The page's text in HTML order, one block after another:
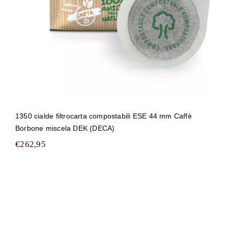
1350 cialde filtrocarta compostabili ESE 44 mm Caffè
Borbone miscela DEK (DECA)
€262,95